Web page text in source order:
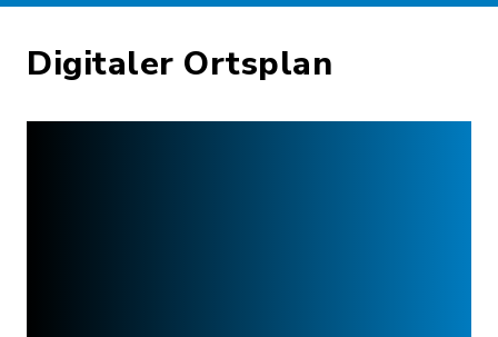
Digitaler Ortsplan